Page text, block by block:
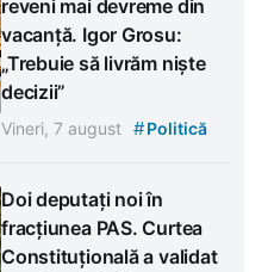
reveni mai devreme din
vacanță. Igor Grosu:
„Trebuie să livrăm niște
decizii”
Vineri, 7 august #Politică
Doi deputați noi în
fracțiunea PAS. Curtea
Constituțională a validat